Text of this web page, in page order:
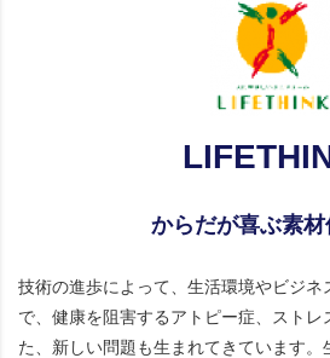
からだが喜ぶ素材
技術の進歩によって、生活環境やビジ
で、健康を阻害するアトピー症、ストレ
た、新しい問題も生まれてきています。